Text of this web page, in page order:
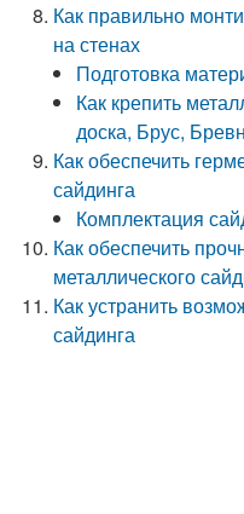
Как правильно
на стенах
Подготовка
Как крепить
доска, Брус,
Как обеспечить
сайдинга
Комплектация
Как обеспечить
металлического
Как устранить
сайдинга